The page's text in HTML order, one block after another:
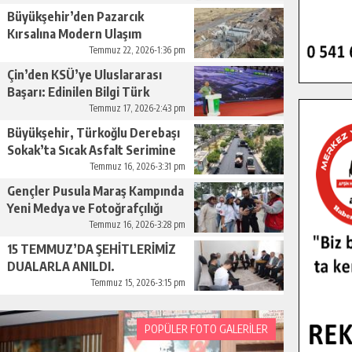
Büyükşehir’den Pazarcık
Kırsalına Modern Ulaşım
Temmuz 22, 2026-1:36 pm
Çin’den KSÜ’ye Uluslararası
Başarı: Edinilen Bilgi Türk
Tarımına Katkı Sağlayacak.
Temmuz 17, 2026-2:43 pm
Büyükşehir, Türkoğlu Derebaşı
Sokak’ta Sıcak Asfalt Serimine
Temmuz 16, 2026-3:31 pm
Gençler Pusula Maraş Kampında
Yeni Medya ve Fotoğrafçılığı
Temmuz 16, 2026-3:28 pm
15 TEMMUZ’DA ŞEHİTLERİMİZ
DUALARLA ANILDI.
Temmuz 15, 2026-3:15 pm
POPÜLER FOTO GALERİLER